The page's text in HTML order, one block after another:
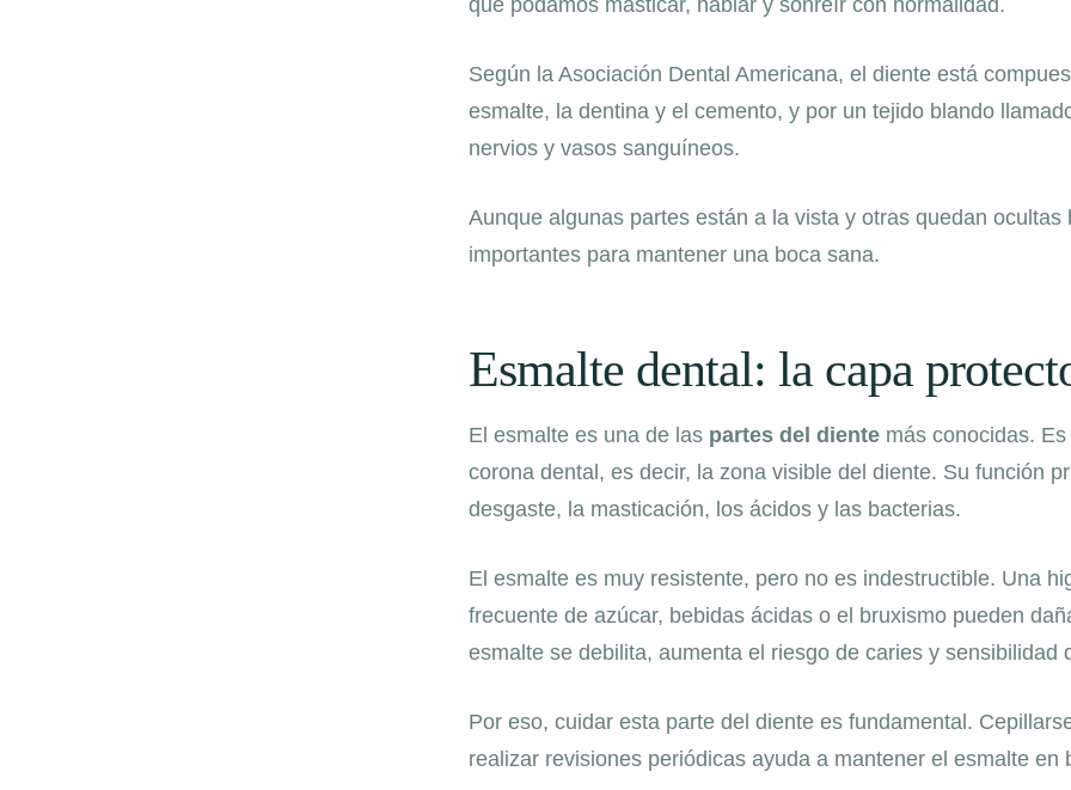
que podamos masticar, hablar y sonreír con normalidad.
Según la Asociación Dental Americana, el diente está
esmalte, la dentina y el cemento, y por un tejido blando
nervios y vasos sanguíneos.
Aunque algunas partes están a la vista y otras quedan ocultas
importantes para mantener una boca sana.
Esmalte dental: la capa
El esmalte es una de las partes del diente más conocidas.
corona dental, es decir, la zona visible del diente. Su función
desgaste, la masticación, los ácidos y las bacterias.
El esmalte es muy resistente, pero no es indestructible. Una
frecuente de azúcar, bebidas ácidas o el bruxismo pueden
esmalte se debilita, aumenta el riesgo de caries y sensibilidad
Por eso, cuidar esta parte del diente es fundamental.
realizar revisiones periódicas ayuda a mantener el esmalte en